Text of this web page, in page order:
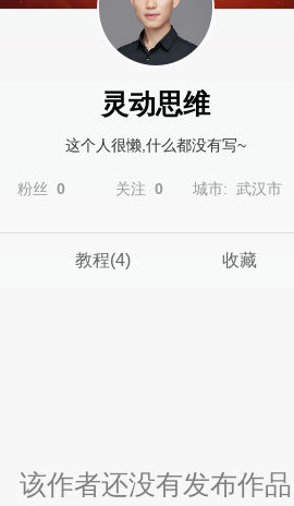
灵动思维
这个人很懒,什么都没有写~
粉丝 0 关注 0 城市: 武汉市
教程(4) 收藏
该作者还没有发布作品